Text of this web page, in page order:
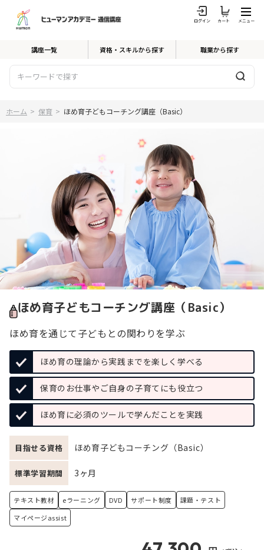
ログイン カート メニュー
講座一覧 資格・スキルから探す 職業から探す
ホーム > 保育 > ほめ育子どもコーチング講座（Basic）
ほめ育子どもコーチング講座（Basic）
ほめ育を通じて子どもとの関わりを学ぶ
ほめ育の理論から実践までを楽しく学べる
保育のお仕事やご自身の子育てにも役立つ
ほめ育に必須のツールで学んだことを実践
目指せる資格 ほめ育子どもコーチング（Basic）
標準学習期間 3ヶ月
テキスト教材 eラーニング DVD サポート制度
課題・テスト
マイページassist